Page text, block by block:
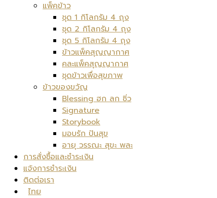
แพ็คข้าว
ชุด 1 กิโลกรัม 4 ถุง
ชุด 2 กิโลกรัม 4 ถุง
ชุด 5 กิโลกรัม 4 ถุง
ข้าวแพ็คสุญญากาศ
คละแพ็คสุญญากาศ
ชุดข้าวเพื่อสุขภาพ
ข้าวของขวัญ
Blessing ฮก ลก ซิ่ว
Signature
Storybook
มอบรัก ปันสุข
อายุ วรรณะ สุขะ พละ
การสั่งซื้อและชำระเงิน
แจ้งการชำระเงิน
ติดต่อเรา
ไทย